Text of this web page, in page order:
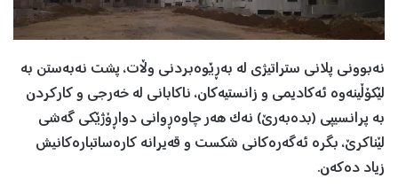
نەبوونی پلانی ستراتیژی لە بەڕێوەبردنی وڵات، پشت نەبەستن بە
لێکۆڵینەوە ئەکادیمی و زانستیەکان، ناکابانی لە خەرجی و کارکردن
بە پرانسيپی (بدەبەرێ) نەک هەر چاوەڕوانی دواڕۆژێکی گەشی
لێناکرێ، بگرە ئەگەرەکانی شکست و قەيرانە کارەساتبارەکانيش
زياد دەکەن.